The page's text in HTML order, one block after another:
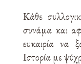
Κάθε
συνάμα και
ευκαιρία να
Ιστορία με